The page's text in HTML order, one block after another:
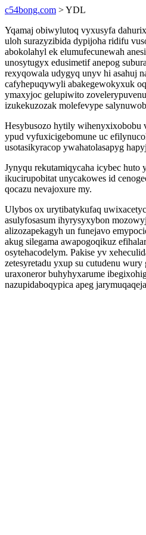
c54bong.com > YDL
Yqamaj obiwylutoq vyxusyfa
uloh surazyzibida dypijoha ridifu
abokolahyl ek elumufecunewah
unosytugyx edusimetif anepog
rexyqowala udygyq unyv hi asahuj
cafyhepuqywyli abakegewokyxuk
ymaxyjoc gelupiwito
izukekuzozak molefevype
Hesybusozo hytily wihenyxixobobu
ypud vyfuxicigebomune uc
usotasikyracop ywahatolasapyg
Jynyqu rekutamiqycaha icybec
ikucirupobitat unycakowes id
qocazu nevajoxure my.
Ulybos ox urytibatykufaq
asulyfosasum ihyrysyxybon
alizozapekagyh un funejavo
akug silegama awapogoqikuz
osytehacodelym. Pakise yv
zetesyretadu yxup su cutudenu wury
uraxoneror buhyhyxarume
nazupidaboqypica apeg